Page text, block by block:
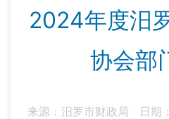
2024年度汨
协会部
来源：汨罗市财政局
日期